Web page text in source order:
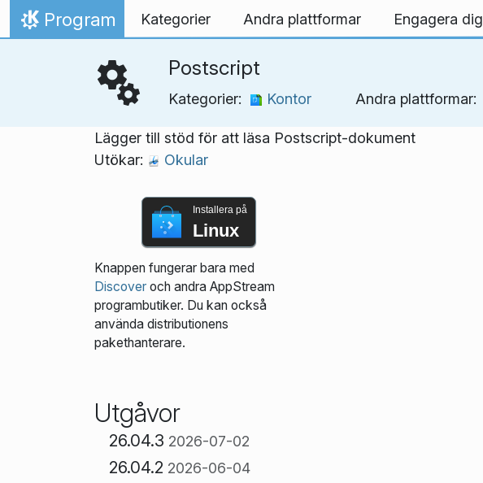
Gå till innehåll
Hem
Program Kategorier Andra plattformar Engagera dig
Postscript
Kategorier: Kontor Andra plattformar:
Lägger till stöd för att läsa Postscript-dokument
Utökar:
Okular
Installera på
Linux
Knappen fungerar bara med
Discoveroch andra AppStream
programbutiker. Du kan också
använda distributionens
pakethanterare.
Utgåvor
26.04.3 2026-07-02
26.04.2 2026-06-04